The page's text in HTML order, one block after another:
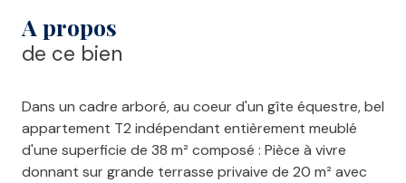
A propos
de ce bien
Dans un cadre arboré, au coeur d'un gîte équestre, bel
appartement T2 indépendant entièrement meublé
d'une superficie de 38 m² composé : Pièce à vivre
donnant sur grande terrasse privaive de 20 m² avec